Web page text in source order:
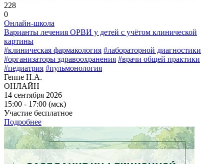
228
0
Онлайн-школа
Варианты лечения ОРВИ у детей с учётом клинической
картины
#клиническая фармакология #лабораторной диагностики
#организаторы здравоохранения #врачи общей практики
#педиатрия #пульмонология
Геппе Н.А.
ОНЛАЙН
14 сентября 2026
15:00 - 17:00 (мск)
Участие бесплатное
Подробнее